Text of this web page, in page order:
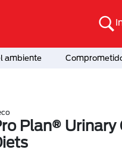
ambiente
Plan®